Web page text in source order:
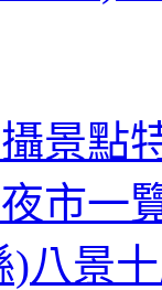
景點
市一
)八景